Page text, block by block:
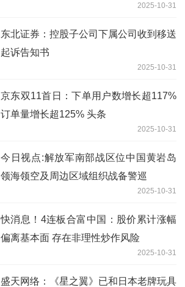
2025-10-31
东北证券：控股子公司下属公司收到移送
起诉告知书
2025-10-31
京东双11首日：下单用户数增长超117%
订单量增长超125% 头条
2025-10-31
今日视点:解放军南部战区位中国黄岩岛
领海领空及周边区域组织战备警巡
2025-10-31
快消息！4连板合富中国：股价累计涨幅
偏离基本面 存在非理性炒作风险
2025-10-31
盛天网络：《星之翼》已和日本老牌玩具